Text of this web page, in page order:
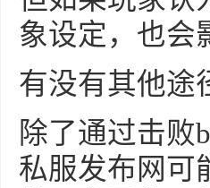
象设定，也会
有没有其他途
除了通过击败
私服发布网可